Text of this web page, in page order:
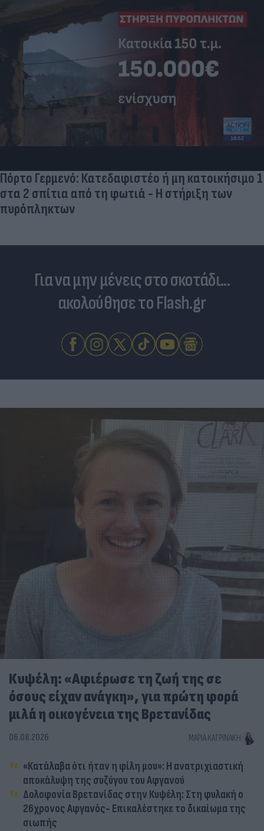
Πόρτο Γερμενό: Κατεδαφιστέο ή μη κατοικήσιμο 1
στα 2 σπίτια από τη φωτιά - Η στήριξη των
πυρόπληκτων
Για να μην μένεις στο σκοτάδι...
ακολούθησε το Flash.gr
Κυψέλη: «Αφιέρωσε τη ζωή της σε
όσους είχαν ανάγκη», για πρώτη φορά
μιλά η οικογένεια της Βρετανίδας
06.08.2026 ΜΑΡΊΑ ΚΑΤΡΙΝΆΚΗ
«Κατάλαβα ότι ήταν η φίλη μου»: Η ανατριχιαστική
αποκάλυψη της συζύγου του Αφγανού
Δολοφονία Βρετανίδας στην Κυψέλη: Στη φυλακή ο
26χρονος Αφγανός- Επικαλέστηκε το δικαίωμα της
σιωπής